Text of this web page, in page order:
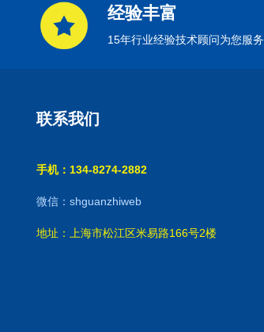
经验丰富
15年行业经验技术顾问为您服务
联系我们
手机：134-8274-2882
微信：shguanzhiweb
地址：上海市松江区米易路166号2楼